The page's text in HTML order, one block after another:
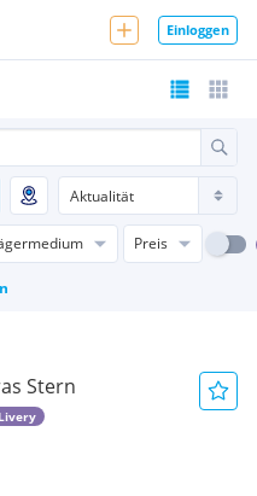
Einloggen
Preis
Stern